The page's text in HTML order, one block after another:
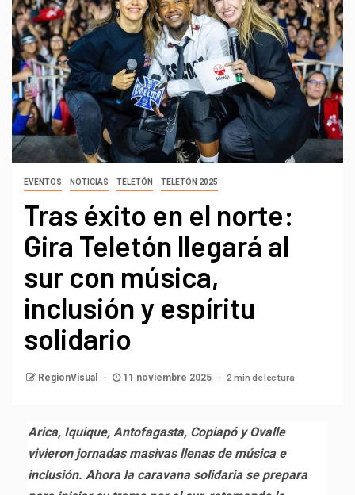
EVENTOS NOTICIAS TELETÓN TELETÓN 2025
Tras éxito en el norte:
Gira Teletón llegará al
sur con música,
inclusión y espíritu
solidario
RegionVisual 11 noviembre 2025 2 min de lectura
Arica, Iquique, Antofagasta, Copiapó y Ovalle
vivieron jornadas masivas llenas de música e
inclusión. Ahora la caravana solidaria se prepara